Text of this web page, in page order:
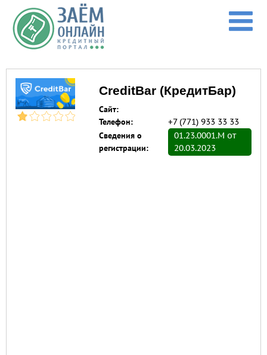
Перейти к основному содержанию
CreditBar (КредитБар)
Сайт:
Телефон:
+7 (771) 933 33 33
Сведения о
регистрации:
01.23.0001.M от
20.03.2023